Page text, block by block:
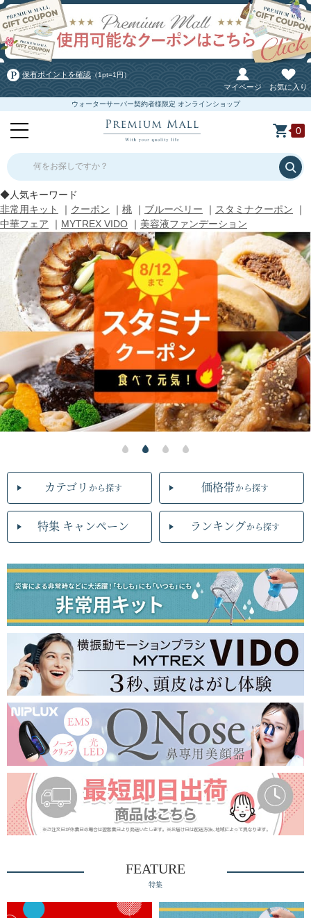
保有ポイントを確認 （1pt=1円）
マイページ お気に入り
ウォーターサーバー契約者様限定 オンラインショップ
0
何をお探しですか？
◆人気キーワード
非常用キット
｜ クーポン ｜ 桃 ｜ ブルーベリー ｜ スタミナクーポン ｜
中華フェア ｜ MYTREX VIDO ｜ 美容液ファンデーション
カテゴリ から探す 価格帯から探す
特集 キャンペーン ランキングから探す
FEATURE
特集